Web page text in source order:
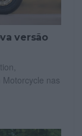
versão
nas